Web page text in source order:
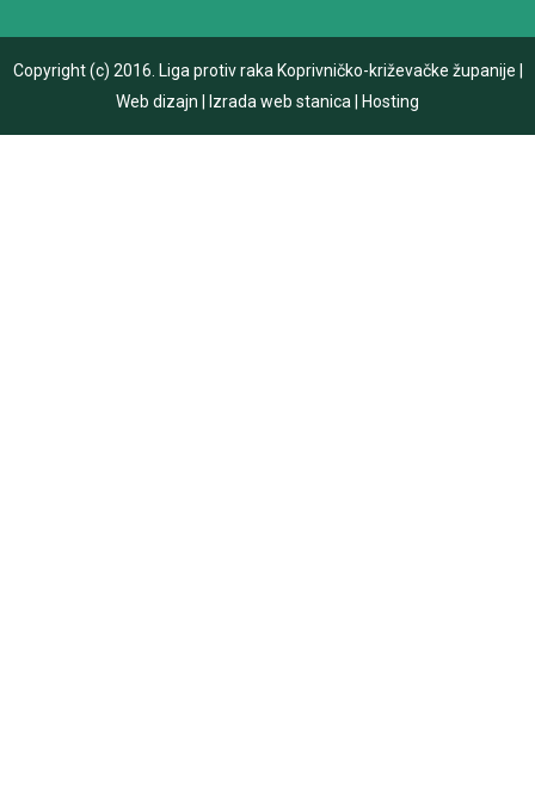
Copyright (c) 2016. Liga protiv raka Koprivničko-križevačke županije
Web dizajn
Izrada web stanica Hosting